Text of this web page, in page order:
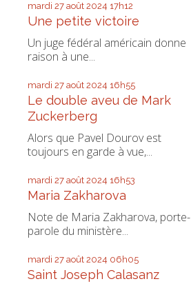
mardi 27 août 2024 17h12
Une petite victoire
Un juge fédéral américain donne
raison à une...
mardi 27 août 2024 16h55
Le double aveu de Mark
Zuckerberg
Alors que Pavel Dourov est
toujours en garde à vue,...
mardi 27 août 2024 16h53
Maria Zakharova
Note de Maria Zakharova, porte-
parole du ministère...
mardi 27 août 2024 06h05
Saint Joseph Calasanz